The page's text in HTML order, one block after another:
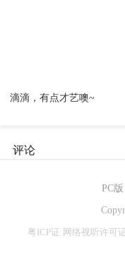
滴滴，有点才艺噢~
评论
PC版
粤ICP证 网络视听许可